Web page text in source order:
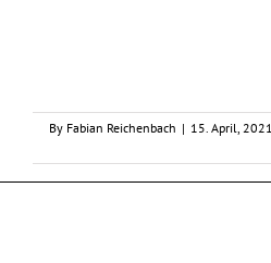
By Fabian Reichenbach | 15. April, 2021